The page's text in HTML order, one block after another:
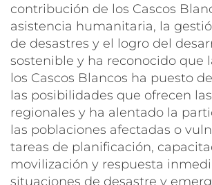
contribución de los Cascos
asistencia humanitaria, la
de desastres y el logro del
sostenible y ha reconocido que
los Cascos Blancos ha puesto
las posibilidades que ofrecen
regionales y ha alentado la
las poblaciones afectadas o
tareas de planificación,
movilización y respuesta
situaciones de desastre y